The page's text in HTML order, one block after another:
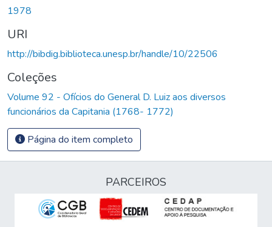
1978
URI
http://bibdig.biblioteca.unesp.br/handle/10/22506
Coleções
Volume 92 - Ofícios do General D. Luiz aos diversos
funcionários da Capitania (1768- 1772)
Página do item completo
PARCEIROS